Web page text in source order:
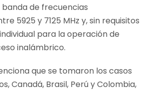
de frecuencias
5925 y 7125 MHz y, sin requisitos
para la operación de
inalámbrico.
que se tomaron los casos
Canadá, Brasil, Perú y Colombia,